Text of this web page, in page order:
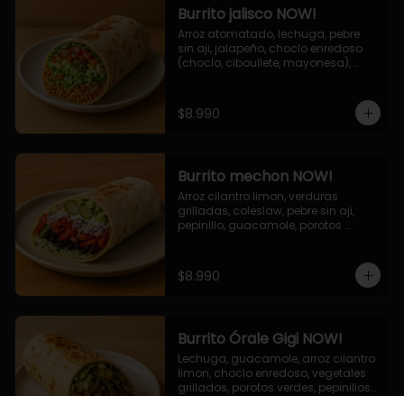
Burrito jalisco NOW!
Arroz atomatado, lechuga, pebre
sin aji, jalapeño, choclo enredoso
(choclo, ciboullete, mayonesa),
$8.990
Burrito mechon NOW!
Arroz cilantro limon, verduras
grilladas, coleslaw, pebre sin aji,
pepinillo, guacamole, porotos
$8.990
Burrito Órale Gigi NOW!
Lechuga, guacamole, arroz cilantro
limon, choclo enredoso, vegetales
grillados, porotos verdes, pepinillos